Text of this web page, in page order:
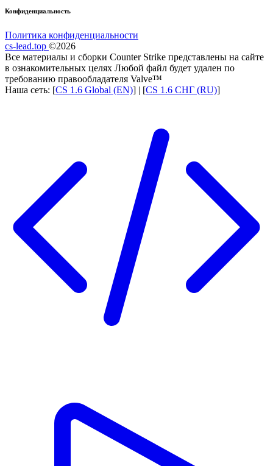
Конфиденциальность
Политика конфиденциальности
cs-lead.top ©2026
Все материалы и сборки Counter Strike представлены на сайте
в ознакомительных целях Любой файл будет удален по
требованию правообладателя Valve™
Наша сеть: [CS 1.6 Global (EN)] | [CS 1.6 СНГ (RU)]